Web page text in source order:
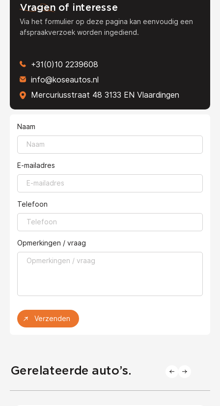
Vragenof interesse
Via het formulier op deze pagina kan eenvoudig een
afspraakverzoek worden ingediend.
+31(0)10 2239608
info@koseautos.nl
Mercuriusstraat 48 3133 EN Vlaardingen
Naam
E-mailadres
Telefoon
Opmerkingen / vraag
Verzenden
Gerelateerde auto’s.